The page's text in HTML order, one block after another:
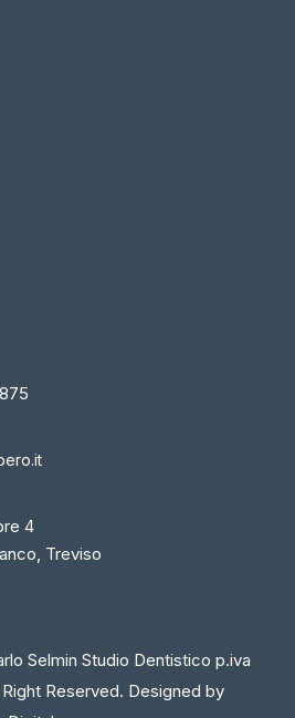
4
Treviso
Selmin Studio Dentistico p.iva
Reserved. Designed by